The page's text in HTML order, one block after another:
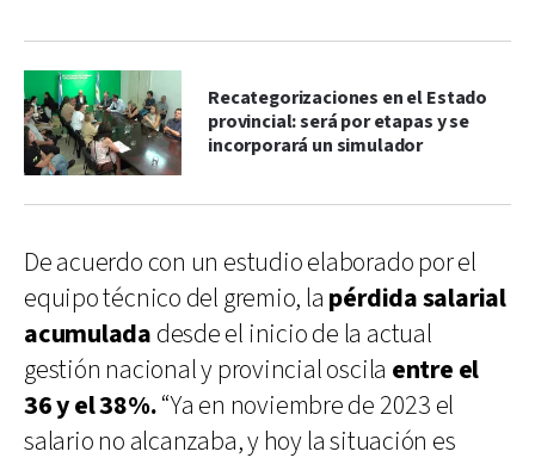
Recategorizaciones en el Estado
provincial: será por etapas y se
incorporará un simulador
De acuerdo con un estudio elaborado por el
equipo técnico del gremio, la pérdida salarial
acumulada desde el inicio de la actual
gestión nacional y provincial oscila entre el
36 y el 38%.“Ya en noviembre de 2023 el
salario no alcanzaba, y hoy la situación es